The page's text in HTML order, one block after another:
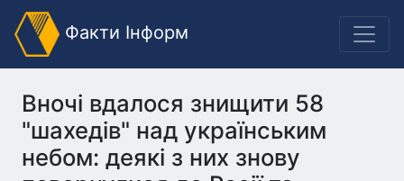
Факти Інформ
Вночі вдалося знищити 58
"шахедів" над українським
небом: деякі з них знову